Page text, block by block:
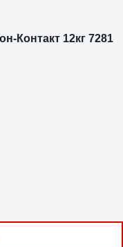
Контакт 12кг 7281